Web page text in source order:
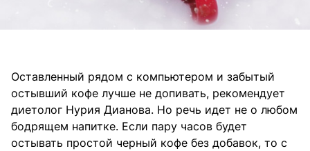
Оставленный рядом с компьютером и забытый
остывший кофе лучше не допивать, рекомендует
диетолог Нурия Дианова. Но речь идет не о любом
бодрящем напитке. Если пару часов будет
остывать простой черный кофе без добавок, то с